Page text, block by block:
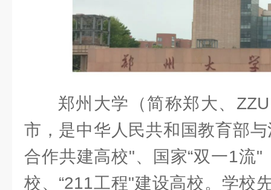
郑州大学（简称郑大、
市，是中华人民共和国教育部
合作共建高校"、国家“双一1流
校、“211工程"建设高校。学校